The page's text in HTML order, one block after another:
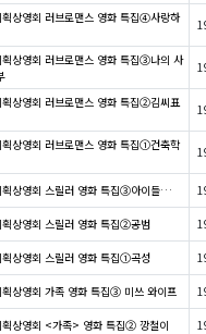
상영회 러브로맨스 영화 특집④사랑하
상영회 러브로맨스 영화 특집③나의 사
상영회 러브로맨스 영화 특집②김씨표
상영회 러브로맨스 영화 특집①건축학
획상영회 스릴러 영화 특집③아이들…
획상영회 스릴러 영화 특집②공범
획상영회 스릴러 영화 특집①곡성
획상영회 가족 영화 특집③ 미쓰 와이프
획상영회 <가족> 영화 특집② 깡철이